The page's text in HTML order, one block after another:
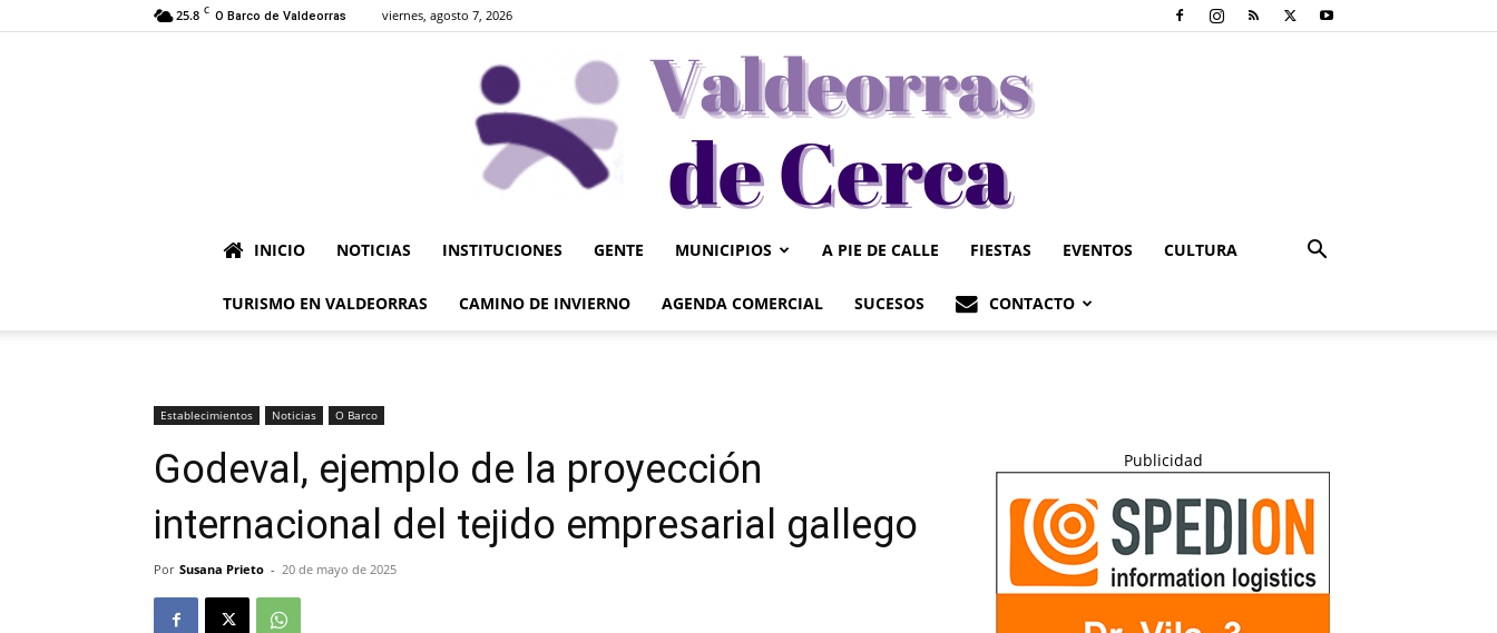
25.8 C O Barco de Valdeorras viernes, agosto 7, 2026
Valdeorrasdecerca
INICIO NOTICIAS INSTITUCIONES GENTE MUNICIPIOS A PIE DE CALLE FIESTAS EVENTOS CULTURA
TURISMO EN VALDEORRAS CAMINO DE INVIERNO AGENDA COMERCIAL SUCESOS CONTACTO
Establecimientos Noticias O Barco
Godeval, ejemplo de la proyección
internacional del tejido empresarial gallego
Por Susana Prieto - 20 de mayo de 2025
Publicidad